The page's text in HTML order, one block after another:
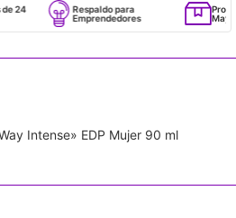
24
Respaldo para
Emprendedores
Intense» EDP Mujer 90 ml